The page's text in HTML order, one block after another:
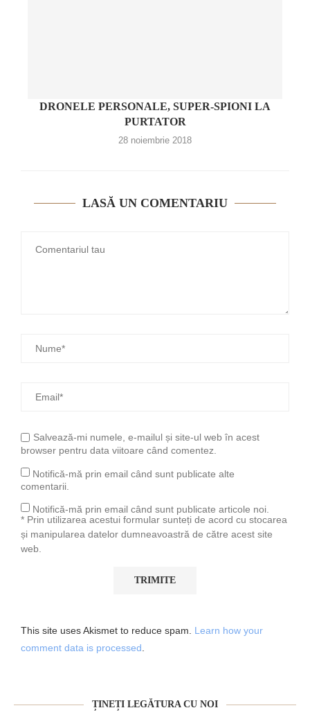
DRONELE PERSONALE, SUPER-SPIONI LA
PURTATOR
28 noiembrie 2018
LASĂ UN COMENTARIU
Salvează-mi numele, e-mailul și site-ul web în acest
browser pentru data viitoare când comentez.
Notifică-mă prin email când sunt publicate alte
comentarii.
Notifică-mă prin email când sunt publicate articole noi.
* Prin utilizarea acestui formular sunteți de acord cu stocarea
și manipularea datelor dumneavoastră de către acest site
web.
This site uses Akismet to reduce spam. Learn how your
comment data is processed
ȚINEȚI LEGĂTURA CU NOI